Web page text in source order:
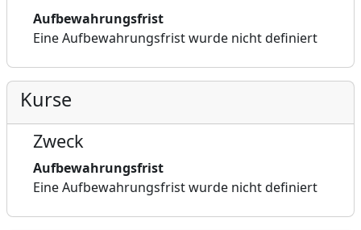
Aufbewahrungsfrist
Eine Aufbewahrungsfrist wurde nicht definiert
Kurse
Zweck
Aufbewahrungsfrist
Eine Aufbewahrungsfrist wurde nicht definiert